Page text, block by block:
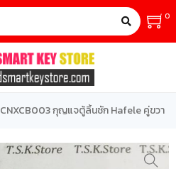
0
CNXCB003 กุญแจตู้ลิ้นชัก Hafele คู่ขวา